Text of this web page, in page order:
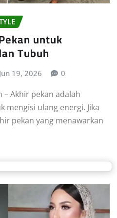
untuk
Tubuh
Jun 19, 2026 0
Akhir pekan adalah
mengisi ulang energi. Jika
pekan yang menawarkan